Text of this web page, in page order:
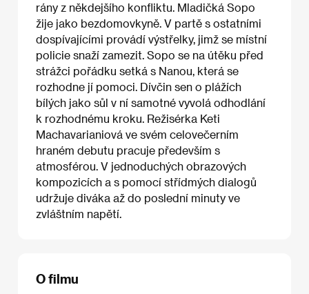
rány z někdejšího konfliktu. Mladičká Sopo
žije jako bezdomovkyně. V partě s ostatními
dospívajícími provádí výstřelky, jimž se místní
policie snaží zamezit. Sopo se na útěku před
strážci pořádku setká s Nanou, která se
rozhodne jí pomoci. Dívčin sen o plážích
bílých jako sůl v ní samotné vyvolá odhodlání
k rozhodnému kroku. Režisérka Keti
Machavarianiová ve svém celovečerním
hraném debutu pracuje především s
atmosférou. V jednoduchých obrazových
kompozicích a s pomocí střídmých dialogů
udržuje diváka až do poslední minuty ve
zvláštním napětí.
O filmu